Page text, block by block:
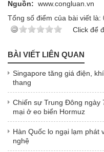
Nguồn: www.congluan.vn
Tổng số điểm của bài viết là:
Click để
BÀI VIẾT LIÊN QUAN
Singapore tăng giá điện,
thang
Chiến sự Trung Đông ngày
mại ở eo biển Hormuz
Hàn Quốc lo ngại lạm phát
nghệ